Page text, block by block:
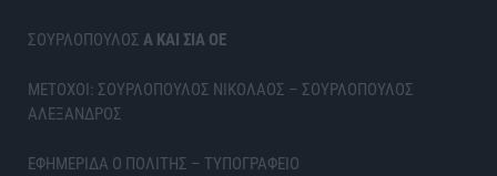
ΣΟΥΡΛΟΠΟΥΛΟΣ Α ΚΑΙ ΣΙΑ ΟΕ
ΜΕΤΟΧΟΙ: ΣΟΥΡΛΟΠΟΥΛΟΣ ΝΙΚΟΛΑΟΣ – ΣΟΥΡΛΟΠΟΥΛΟΣ
ΑΛΕΞΑΝΔΡΟΣ
ΕΦΗΜΕΡΙΔΑ Ο ΠΟΛΙΤΗΣ – ΤΥΠΟΓΡΑΦΕΙΟ